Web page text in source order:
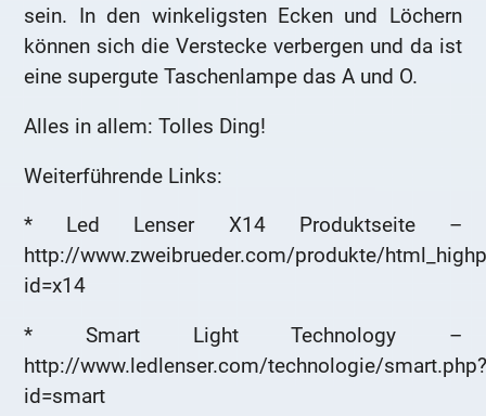
sein. In den winkeligsten Ecken und Löchern
können sich die Verstecke verbergen und da ist
eine supergute Taschenlampe das A und O.
Alles in allem: Tolles Ding!
Weiterführende Links:
* Led Lenser X14 Produktseite –
http://www.zweibrueder.com/produkte/
id=x14
* Smart Light Technology –
http://www.ledlenser.com/technologie/
id=smart